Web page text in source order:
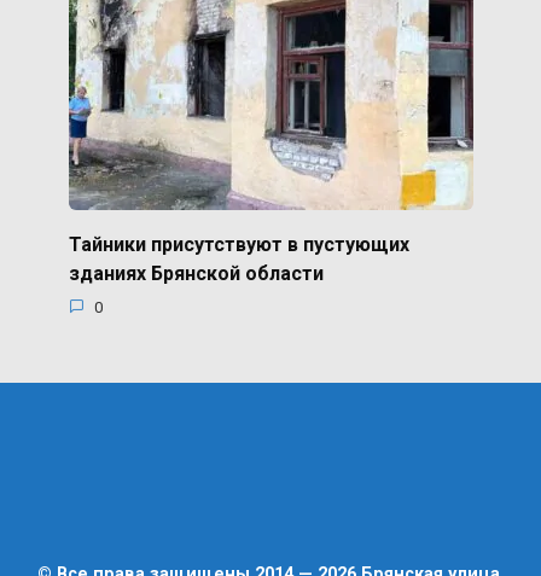
Тайники присутствуют в пустующих
зданиях Брянской области
0